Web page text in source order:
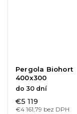
Pergola Biohort
400x300
do 30 dní
€4 161,79 bez DPH
€5 119